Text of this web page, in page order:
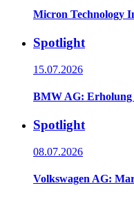
Micron Technology
Spotlight
15.07.2026
BMW AG: Erholung
Spotlight
08.07.2026
Volkswagen AG: